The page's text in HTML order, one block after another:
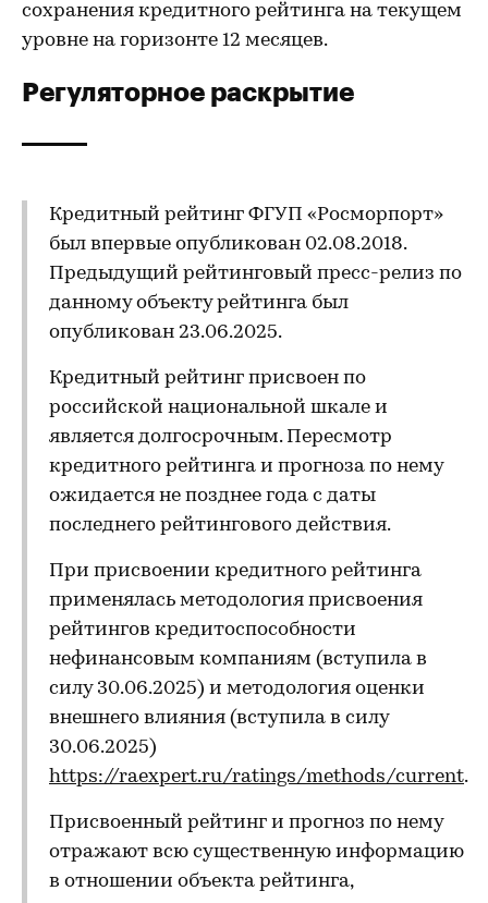
сохранения кредитного рейтинга на текущем
уровне на горизонте 12 месяцев.
Регуляторное раскрытие
Кредитный рейтинг ФГУП «Росморпорт»
был впервые опубликован 02.08.2018.
Предыдущий рейтинговый пресс-релиз по
данному объекту рейтинга был
опубликован 23.06.2025.
Кредитный рейтинг присвоен по
российской национальной шкале и
является долгосрочным. Пересмотр
кредитного рейтинга и прогноза по нему
ожидается не позднее года с даты
последнего рейтингового действия.
При присвоении кредитного рейтинга
применялась методология присвоения
рейтингов кредитоспособности
нефинансовым компаниям (вступила в
силу 30.06.2025) и методология оценки
внешнего влияния (вступила в силу
30.06.2025)
https://raexpert.ru/ratings/methods/current.
Присвоенный рейтинг и прогноз по нему
отражают всю существенную информацию
в отношении объекта рейтинга,